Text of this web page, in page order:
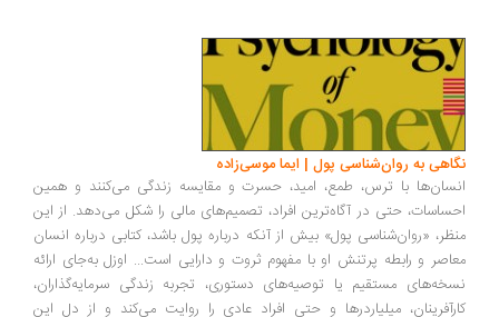
به روان‌شناسی پول | ایما موسی‌زاده
با ترس، طمع، امید، حسرت و مقایسه زندگی می‌کنند و همین
حتی در آگاه‌ترین افراد، تصمیم‌های مالی را شکل می‌دهد. از این
«روان‌شناسی پول» بیش از آنکه درباره پول باشد، کتابی درباره انسان
و رابطه پرتنش او با مفهوم ثروت و دارایی است... اوزل به‌جای ارائه
مستقیم یا توصیه‌های دستوری، تجربه زندگی سرمایه‌گذاران،
میلیاردرها و حتی افراد عادی را روایت می‌کند و از دل این